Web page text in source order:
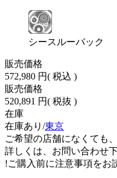
シースルーバック
販売価格
572,980 円( 税込 )
販売価格
520,891 円( 税抜 )
在庫
在庫あり/東京
ご希望の店舗になくても
詳しくは、お問い合わせ下
!ご購入前に注意事項をお